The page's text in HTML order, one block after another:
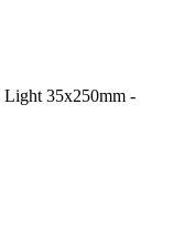
Light 35x250mm -